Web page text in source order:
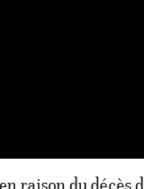
raison du décès